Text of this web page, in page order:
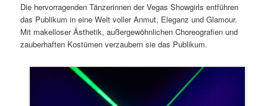
Die hervorragenden Tänzerinnen der Vegas Showgirls entführen
das Publikum in eine Welt voller Anmut, Eleganz und Glamour.
Mit makelloser Ästhetik, außergewöhnlichen Choreografien und
zauberhaften Kostümen verzaubern sie das Publikum.